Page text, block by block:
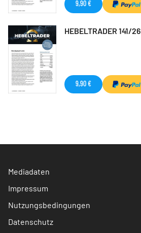
9,90 €
HEBELTRADER 141/26
9,90 €
Mediadaten
Impressum
Nutzungsbedingungen
Datenschutz